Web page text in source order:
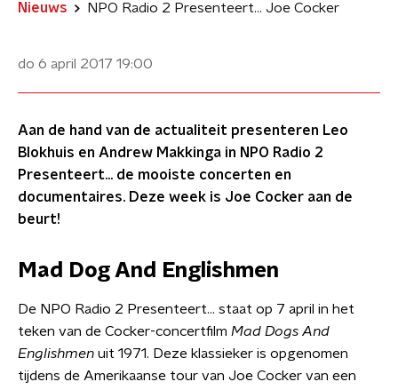
Nieuws NPO Radio 2 Presenteert... Joe Cocker
do 6 april 2017 19:00
Aan de hand van de actualiteit presenteren Leo
Blokhuis en Andrew Makkinga in NPO Radio 2
Presenteert… de mooiste concerten en
documentaires. Deze week is Joe Cocker aan de
beurt!
Mad Dog And Englishmen
​De NPO Radio 2 Presenteert... staat op 7 april in het
teken van de Cocker-concertfilm Mad Dogs And
Englishmen uit 1971. Deze klassieker is opgenomen
tijdens de Amerikaanse tour van Joe Cocker van een